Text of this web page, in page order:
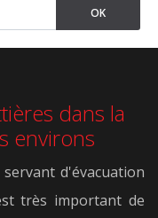
dans la
environs
d'évacuation
très important de